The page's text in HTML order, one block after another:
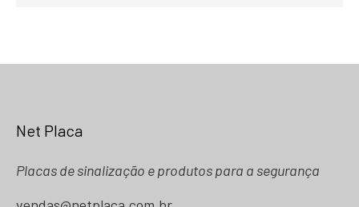
Net Placa
Placas de sinalização e produtos para a segurança